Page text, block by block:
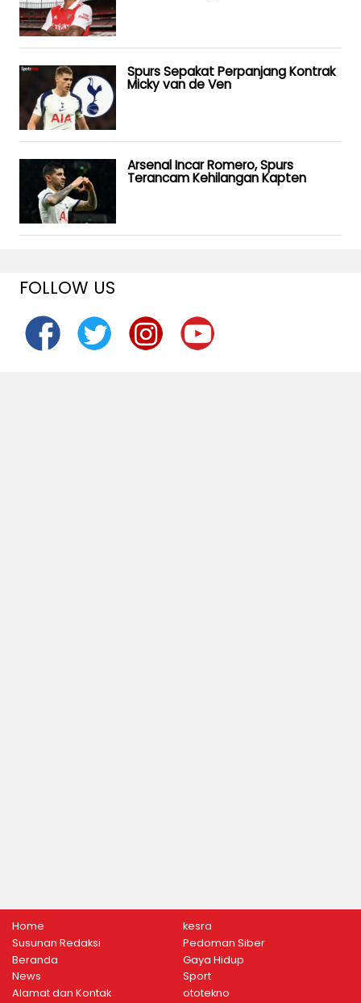
Spurs Sepakat Perpanjang Kontrak
Micky van de Ven
Arsenal Incar Romero, Spurs
Terancam Kehilangan Kapten
FOLLOW US
Home
Susunan Redaksi
Beranda
News
Alamat dan Kontak
kesra
Pedoman Siber
Gaya Hidup
Sport
ototekno